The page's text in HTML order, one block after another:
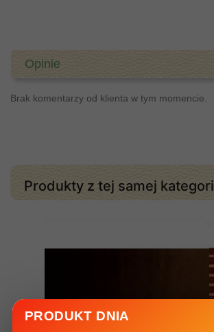
Opinie
Brak komentarzy od klienta w tym momencie.
Produkty z tej samej kategori
PRODUKT DNIA